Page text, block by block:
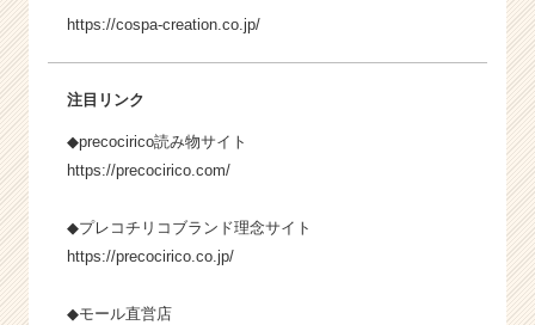
https://cospa-creation.co.jp/
注目リンク
◆precocirico読み物サイト
https://precocirico.com/
◆プレコチリコブランド理念サイト
https://precocirico.co.jp/
◆モール直営店